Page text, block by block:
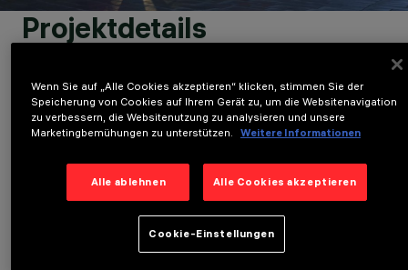
STANDORT
GERMANY
JAHR
2019
ARCHITEKTURDESIGN
LICHTDESIGN
Projektdetails
LOCATION
WOLFSBURG, GERMANY
ARCHITEKTURDESIGN
Wenn Sie auf „Alle Cookies akzeptieren“ klicken, stimmen Sie der
Speicherung von Cookies auf Ihrem Gerät zu, um die Websitenavigation
zu verbessern, die Websitenutzung zu analysieren und unsere
Marketingbemühungen zu unterstützen.
Weitere Informationen
Alle ablehnen Alle Cookies akzeptieren
Cookie-Einstellungen